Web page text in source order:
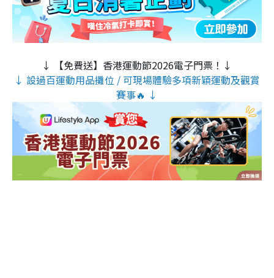
↓ 【免費送】香港運動節2026電子門票！↓
↓ 設過百運動用品攤位 / 可現場體驗多項新穎運動及觀賞
賽事🔥 ↓